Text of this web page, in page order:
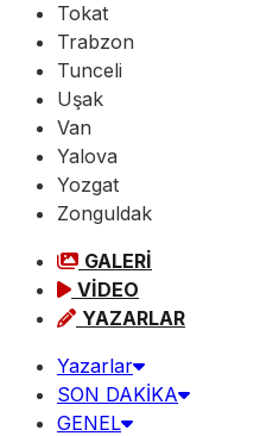
Tokat
Trabzon
Tunceli
Uşak
Van
Yalova
Yozgat
Zonguldak
GALERİ
VİDEO
YAZARLAR
Yazarlar
SON DAKİKA
GENEL